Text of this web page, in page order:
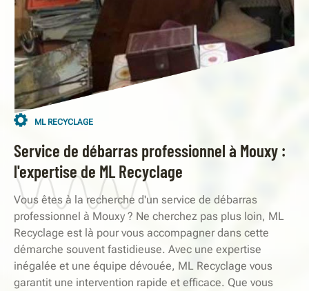
ML RECYCLAGE
Service de débarras professionnel à Mouxy :
l'expertise de ML Recyclage
Vous êtes à la recherche d'un service de débarras
professionnel à Mouxy ? Ne cherchez pas plus loin, ML
Recyclage est là pour vous accompagner dans cette
démarche souvent fastidieuse. Avec une expertise
inégalée et une équipe dévouée, ML Recyclage vous
garantit une intervention rapide et efficace. Que vous